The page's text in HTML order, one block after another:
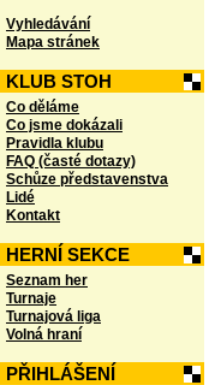
Vyhledávání
Mapa stránek
KLUB STOH
Co děláme
Co jsme dokázali
Pravidla klubu
FAQ (časté dotazy)
Schůze představenstva
Lidé
Kontakt
HERNÍ SEKCE
Seznam her
Turnaje
Turnajová liga
Volná hraní
PŘIHLÁŠENÍ